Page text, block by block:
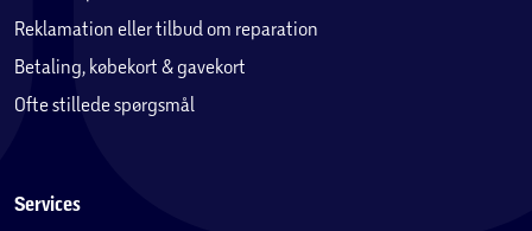
Reklamation eller tilbud om reparation
Betaling, købekort & gavekort
Ofte stillede spørgsmål
Services